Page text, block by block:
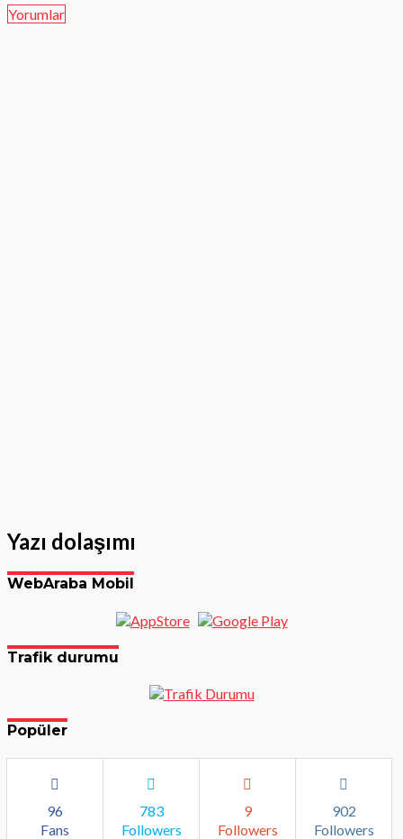
Yorumlar
Yazı dolaşımı
WebAraba Mobil
Trafik durumu
Popüler
96
Fans
783
Followers
9
Followers
902
Followers